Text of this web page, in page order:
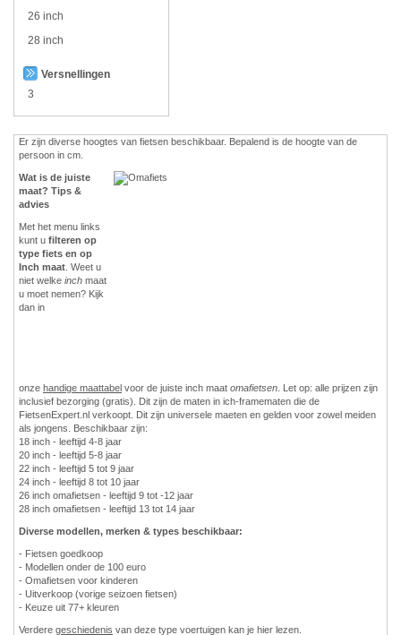
26 inch
28 inch
Versnellingen
3
Er zijn diverse hoogtes van fietsen beschikbaar. Bepalend is de hoogte van de
persoon in cm.
Wat is de juiste
maat? Tips &
advies
Met het menu links
kunt u filteren op
type fiets en op
Inch maat . Weet u
niet welke inch maat
u moet nemen? Kijk
dan in
onze handige maattabel voor de juiste inch maat omafietsen . Let op: alle prijzen zijn
inclusief bezorging (gratis). Dit zijn de maten in ich-framematen die de
FietsenExpert.nl verkoopt. Dit zijn universele maeten en gelden voor zowel meiden
als jongens. Beschikbaar zijn:
18 inch - leeftijd 4-8 jaar
20 inch - leeftijd 5-8 jaar
22 inch - leeftijd 5 tot 9 jaar
24 inch - leeftijd 8 tot 10 jaar
26 inch omafietsen - leeftijd 9 tot -12 jaar
28 inch omafietsen - leeftijd 13 tot 14 jaar
Diverse modellen, merken & types beschikbaar:
- Fietsen goedkoop
- Modellen onder de 100 euro
- Omafietsen voor kinderen
- Uitverkoop (vorige seizoen fietsen)
- Keuze uit 77+ kleuren
Verdere geschiedenis van deze type voertuigen kan je hier lezen.